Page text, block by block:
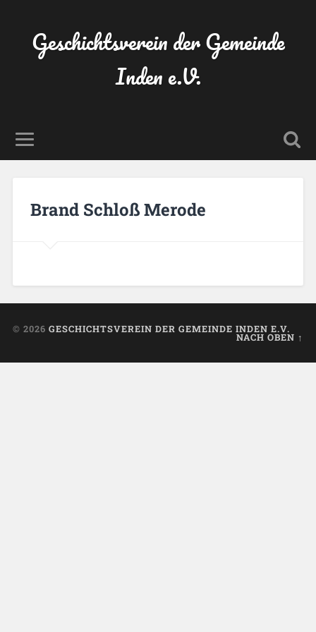
Geschichtsverein der Gemeinde
Inden e.V.
Brand Schloß Merode
© 2026 GESCHICHTSVEREIN DER GEMEINDE INDEN E.V.
NACH OBEN ↑